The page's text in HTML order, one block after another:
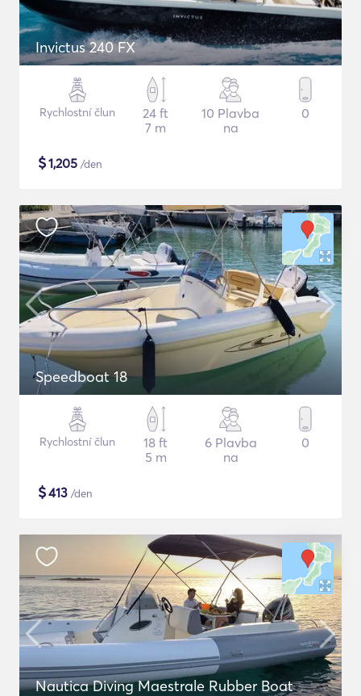
Invictus 240 FX
Rychlostní člun
24 ft
7 m
10 Plavba
na
0
$1,205 /den
Speedboat 18
Rychlostní člun
18 ft
5 m
6 Plavba
na
0
$413 /den
Nautica Diving Maestrale Rubber Boat